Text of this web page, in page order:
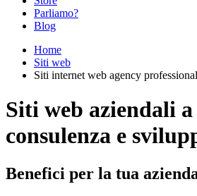
Parliamo?
Blog
Home
Siti web
Siti internet web agency
Siti web aziendali
consulenza e
Benefici per la tua